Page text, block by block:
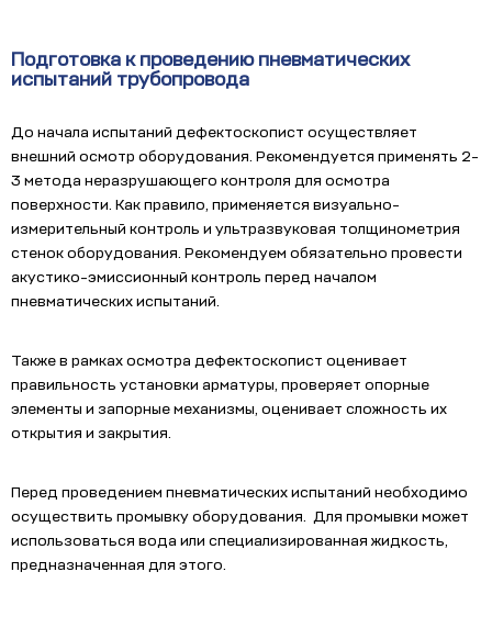
Подготовка к проведению пневматических
испытаний трубопровода
До начала испытаний дефектоскопист осуществляет
внешний осмотр оборудования. Рекомендуется применять 2-
3 метода неразрушающего контроля для осмотра
поверхности. Как правило, применяется визуально-
измерительный контроль и ультразвуковая толщинометрия
стенок оборудования. Рекомендуем обязательно провести
акустико-эмиссионный контроль перед началом
пневматических испытаний.
Также в рамках осмотра дефектоскопист оценивает
правильность установки арматуры, проверяет опорные
элементы и запорные механизмы, оценивает сложность их
открытия и закрытия.
Перед проведением пневматических испытаний необходимо
осуществить промывку оборудования. Для промывки может
использоваться вода или специализированная жидкость,
предназначенная для этого.